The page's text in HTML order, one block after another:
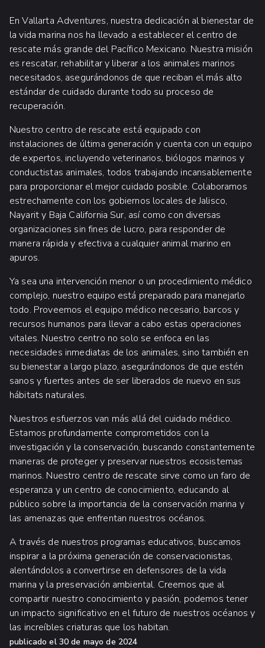
En Vallarta Adventures, nuestra dedicación al bienestar de
la vida marina nos ha llevado a establecer el centro de
rescate más grande del Pacífico Mexicano. Nuestra misión
es rescatar, rehabilitar y liberar a los animales marinos
necesitados, asegurándonos de que reciban el más alto
estándar de cuidado durante todo su proceso de
recuperación.
Nuestro centro de rescate está equipado con
instalaciones de última generación y cuenta con un equipo
de expertos, incluyendo veterinarios, biólogos marinos y
conductistas animales, todos trabajando incansablemente
para proporcionar el mejor cuidado posible. Colaboramos
estrechamente con los gobiernos locales de Jalisco,
Nayarit y Baja California Sur, así como con diversas
organizaciones sin fines de lucro, para responder de
manera rápida y efectiva a cualquier animal marino en
apuros.
Ya sea una intervención menor o un procedimiento médico
complejo, nuestro equipo está preparado para manejarlo
todo. Proveemos el equipo médico necesario, barcos y
recursos humanos para llevar a cabo estas operaciones
vitales. Nuestro centro no solo se enfoca en las
necesidades inmediatas de los animales, sino también en
su bienestar a largo plazo, asegurándonos de que estén
sanos y fuertes antes de ser liberados de nuevo en sus
hábitats naturales.
Nuestros esfuerzos van más allá del cuidado médico.
Estamos profundamente comprometidos con la
investigación y la conservación, buscando constantemente
maneras de proteger y preservar nuestros ecosistemas
marinos. Nuestro centro de rescate sirve como un faro de
esperanza y un centro de conocimiento, educando al
público sobre la importancia de la conservación marina y
las amenazas que enfrentan nuestros océanos.
A través de nuestros programas educativos, buscamos
inspirar a la próxima generación de conservacionistas,
alentándolos a convertirse en defensores de la vida
marina y la preservación ambiental. Creemos que al
compartir nuestro conocimiento y pasión, podemos tener
un impacto significativo en el futuro de nuestros océanos y
las increíbles criaturas que los habitan.
publicado el 30 de mayo de 2024